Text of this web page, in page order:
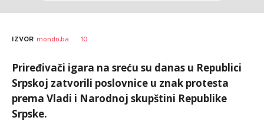
AUTOR Pajčin
IZVOR mondo.ba 10
Priređivači igara na sreću su danas u Republici
Srpskoj zatvorili poslovnice u znak protesta
prema Vladi i Narodnoj skupštini Republike
Srpske.